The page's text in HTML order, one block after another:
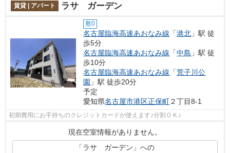
賃貸 | アパート ラサ ガーデン
敷0
名古屋臨海高速あおなみ線 「港北 」駅 徒
歩5分
名古屋臨海高速あおなみ線 「中島 」駅 徒
歩10分
名古屋臨海高速あおなみ線 「荒子川公
園 」駅 徒歩20分
予定
愛知県名古屋市港区正保町２丁目8-1
初期費用にお手持ちのクレジットカードが使えます♪分割ＯＫ♪
現在空室情報がありません。
「ラサ ガーデン」への